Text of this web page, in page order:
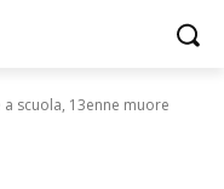
scuola, 13enne muore